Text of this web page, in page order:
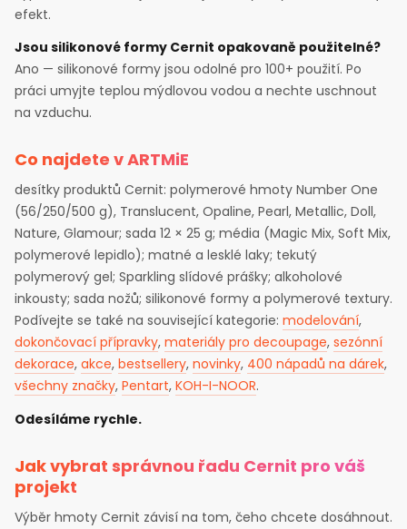
efekt.
Jsou silikonové formy Cernit opakovaně použitelné?
Ano — silikonové formy jsou odolné pro 100+ použití. Po
práci umyjte teplou mýdlovou vodou a nechte uschnout
na vzduchu.
Co najdete v ARTMiE
desítky produktů Cernit: polymerové hmoty Number One
(56/250/500 g), Translucent, Opaline, Pearl, Metallic, Doll,
Nature, Glamour; sada 12 × 25 g; média (Magic Mix, Soft Mix,
polymerové lepidlo); matné a lesklé laky; tekutý
polymerový gel; Sparkling slídové prášky; alkoholové
inkousty; sada nožů; silikonové formy a polymerové textury.
Podívejte se také na související kategorie: modelování,
dokončovací přípravky, materiály pro decoupage, sezónní
dekorace, akce, bestsellery, novinky, 400 nápadů na dárek,
všechny značky, Pentart, KOH-I-NOOR.
Odesíláme rychle.
Jak vybrat správnou řadu Cernit pro váš
projekt
Výběr hmoty Cernit závisí na tom, čeho chcete dosáhnout.